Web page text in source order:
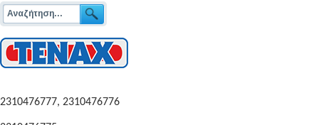
2310476777, 2310476776